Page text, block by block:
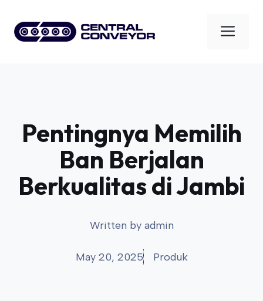
content
Pentingnya Memilih
Ban Berjalan
Berkualitas di Jambi
Written by admin
May 20, 2025 Produk